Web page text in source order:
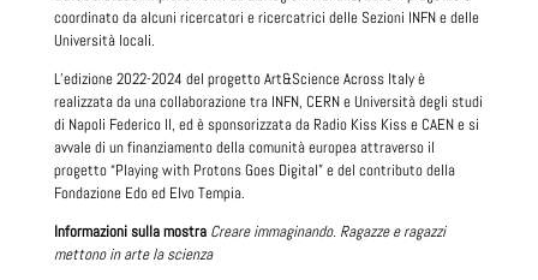
coordinato da alcuni ricercatori e ricercatrici delle Sezioni INFN e delle
Università locali.
L’edizione 2022-2024 del progetto Art&Science Across Italy è
realizzata da una collaborazione tra INFN, CERN e Università degli studi
di Napoli Federico II, ed è sponsorizzata da Radio Kiss Kiss e CAEN e si
avvale di un finanziamento della comunità europea attraverso il
progetto “Playing with Protons Goes Digital” e del contributo della
Fondazione Edo ed Elvo Tempia.
Informazioni sulla mostra Creare immaginando. Ragazze e ragazzi
mettono in arte la scienza